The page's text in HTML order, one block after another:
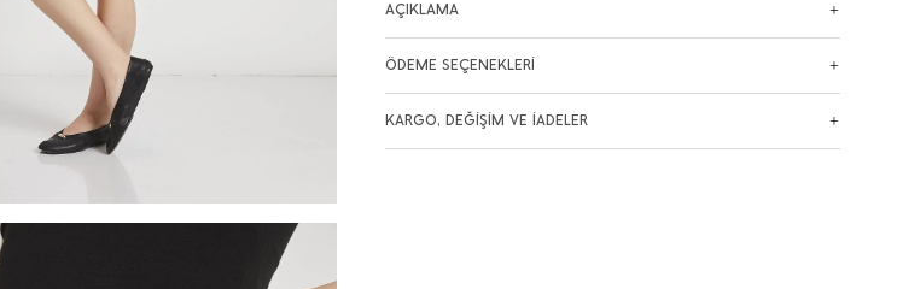
AÇIKLAMA
ÖDEME SEÇENEKLERİ
KARGO, DEĞİŞİM VE İADELER